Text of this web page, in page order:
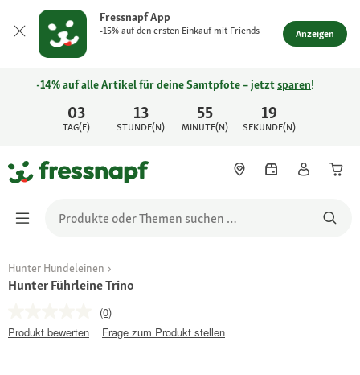
Fressnapf App
-15% auf den ersten Einkauf mit Friends Anzeigen
03
TAG(E)
13
STUNDE(N)
55
MINUTE(N)
19
SEKUNDE(N)
-14% auf alle Artikel für deine Samtpfote – jetztsparen!
Hunter Hundeleinen
Hunter Führleine Trino
(0)
Produkt bewerten
Frage zum Produkt stellen